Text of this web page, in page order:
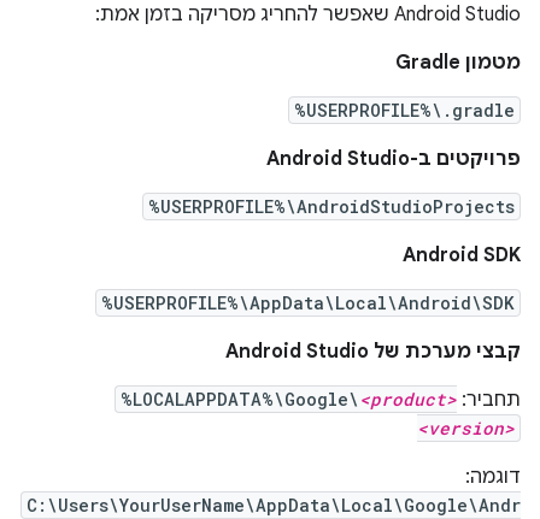
Android Studio שאפשר להחריג מסריקה בזמן אמת:
מטמון Gradle
%USERPROFILE%\.gradle
פרויקטים ב-Android Studio
%USERPROFILE%\AndroidStudioProjects
Android SDK
%USERPROFILE%\AppData\Local\Android\SDK
קבצי מערכת של Android Studio
תחביר:
%LOCALAPPDATA%\Google\ <product>
<version>
דוגמה:
C:\Users\YourUserName\AppData\Local\Google\Andr